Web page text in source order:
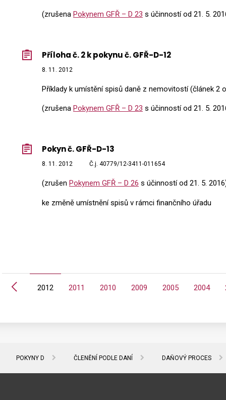
(zrušena Pokynem GFŘ – D 23 s účinností od 21. 5.
Příloha č. 2 k pokynu č. GFŘ-D-12
8. 11. 2012
Příklady k umístění spisů daně z nemovitostí (článek 2
(zrušena Pokynem GFŘ – D 23 s účinností od 21. 5.
Pokyn č. GFŘ-D-13
8. 11. 2012 Č.j. 40779/12-3411-011654
(zrušen Pokynem GFŘ – D 26 s účinností od 21. 5.
ke změně umístnění spisů v rámci finančního úřadu
Předchozí
2015 2012 2011 2010 2009 2005 2004
POKYNY D ČLENĚNÍ PODLE DANÍ DAŇOVÝ PROCES